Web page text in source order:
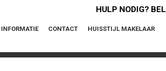
HULP NODIG? BEL
INFORMATIE CONTACT HUISSTIJL MAKELAAR
Gebruikersnaam of e-mailadres